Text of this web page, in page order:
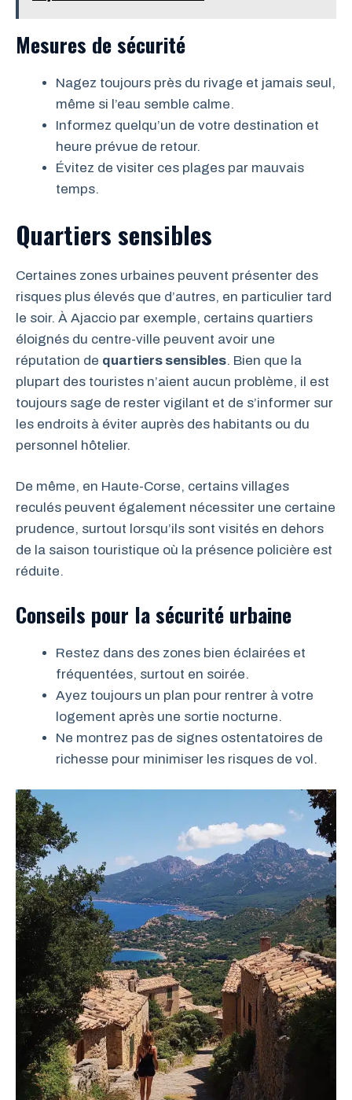
Mesures de sécurité
Nagez toujours près du rivage et jamais seul,
même si l’eau semble calme.
Informez quelqu’un de votre destination et
heure prévue de retour.
Évitez de visiter ces plages par mauvais
temps.
Quartiers sensibles
Certaines zones urbaines peuvent présenter des
risques plus élevés que d’autres, en particulier tard
le soir. À Ajaccio par exemple, certains quartiers
éloignés du centre-ville peuvent avoir une
réputation de quartiers sensibles. Bien que la
plupart des touristes n’aient aucun problème, il est
toujours sage de rester vigilant et de s’informer sur
les endroits à éviter auprès des habitants ou du
personnel hôtelier.
De même, en Haute-Corse, certains villages
reculés peuvent également nécessiter une certaine
prudence, surtout lorsqu’ils sont visités en dehors
de la saison touristique où la présence policière est
réduite.
Conseils pour la sécurité urbaine
Restez dans des zones bien éclairées et
fréquentées, surtout en soirée.
Ayez toujours un plan pour rentrer à votre
logement après une sortie nocturne.
Ne montrez pas de signes ostentatoires de
richesse pour minimiser les risques de vol.